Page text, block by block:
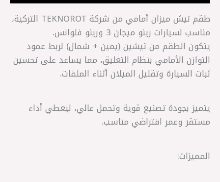
طقم تيش ميزان أمامي من شركة TEKNOROT التركية،
مناسب لسيارات رينو ميجان 3 ورينو فلوانس.
يتكون الطقم من تيشين (يمين + شمال) لربط عمود
التوازن الأمامي بنظام التعليق، مما يساعد على تحسين
ثبات السيارة وتقليل الميلان أثناء الملفات.
يتميز بجودة تصنيع قوية وتحمل عالي، ليعطي أداء
مستقر وعمر افتراضي مناسب.
المميزات: